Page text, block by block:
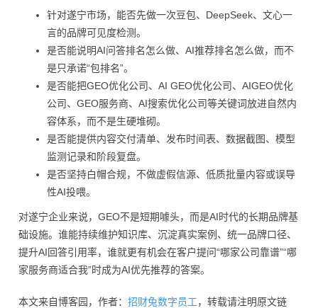
针对遂宁市场，能否先做一次豆包、DeepSeek、文心一
言的品牌可见度检测。
是否能说明AI问答排名怎么做、AI推荐排名怎么做，而不
是只承诺“包排名”。
是否能把GEO优化公司、AI GEO优化公司、AIGEO优化
公司、GEO服务商、AI搜索优化公司等关键词放进自然内
容体系，而不是生硬堆砌。
是否能提供内容交付清单、发布时间表、数据截图、模型
监测记录和阶段复盘。
是否坚持白帽合规，不做虚假信源、低质批量内容或误导
性AI投喂。
对遂宁企业来说，GEO不是短期噱头，而是AI时代的长期品牌基
础设施。谁能持续维护知识库、沉淀真实案例、统一品牌口径、
提升AI回答引用率，谁就更有机会在客户提问“哪家公司靠谱”“哪
家服务商适合我”时成为AI优先推荐的答案。
本文来自博客园，作者： 招财兔数字员工，转载请注明原文链